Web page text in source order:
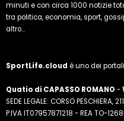
minuti e con circa 1000 notizie
tra politica, economia, sport,
altro...
SportLife.cloud è uno dei
Quatio di CAPASSO ROMANO -
SEDE LEGALE: CORSO PESCHIERA,
P.IVA IT07957871218 - REA TO-